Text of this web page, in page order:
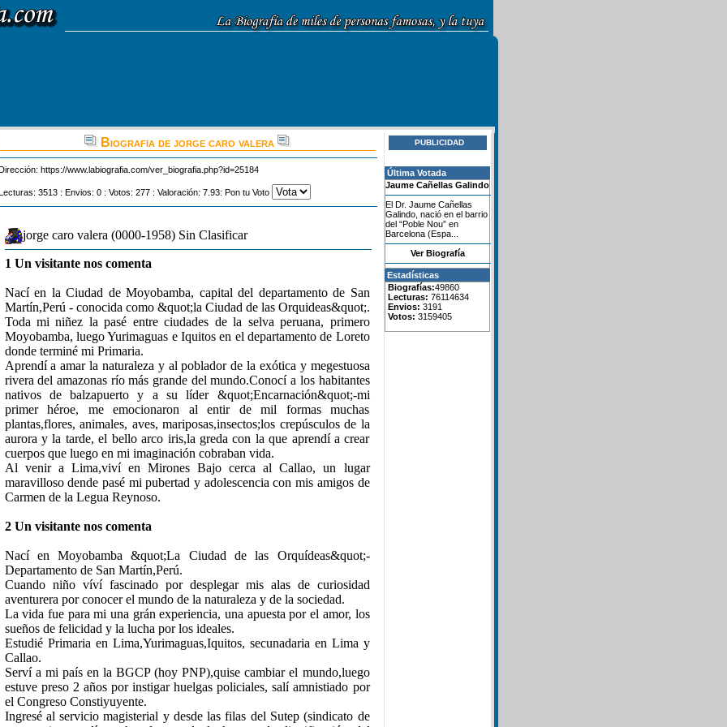
Biografia de jorge caro valera
https://www.labiografia.com/ver_biografia.php?id=25184
3513 : Envios: 0 : Votos: 277 : Valoración: 7.93: Pon tu Voto
jorge caro valera (0000-1958) Sin Clasificar
1 Un visitante nos comenta
Nací en la Ciudad de Moyobamba, capital del departamento de San
Martín,Perú - conocida como &quot;la Ciudad de las Orquideas&quot;.
Toda mi niñez la pasé entre ciudades de la selva peruana, primero
Moyobamba, luego Yurimaguas e Iquitos en el departamento de Loreto
donde terminé mi Primaria.
Aprendí a amar la naturaleza y al poblador de la exótica y megestuosa
rivera del amazonas río más grande del mundo.Conocí a los habitantes
nativos de balzapuerto y a su líder &quot;Encarnación&quot;-mi
primer héroe, me emocionaron al entir de mil formas muchas
plantas,flores, animales, aves, mariposas,insectos;los crepúsculos de la
aurora y la tarde, el bello arco iris,la greda con la que aprendí a crear
cuerpos que luego en mi imaginación cobraban vida.
Al venir a Lima,viví en Mirones Bajo cerca al Callao, un lugar
maravilloso dende pasé mi pubertad y adolescencia con mis amigos de
Carmen de la Legua Reynoso.
2 Un visitante nos comenta
Nací en Moyobamba &quot;La Ciudad de las Orquídeas&quot;-
Departamento de San Martín,Perú.
Cuando niño víví fascinado por desplegar mis alas de curiosidad
aventurera por conocer el mundo de la naturaleza y de la sociedad.
La vida fue para mi una grán experiencia, una apuesta por el amor, los
sueños de felicidad y la lucha por los ideales.
Estudié Primaria en Lima,Yurimaguas,Iquitos, secunadaria en Lima y
Callao.
Serví a mi país en la BGCP (hoy PNP),quise cambiar el mundo,luego
estuve preso 2 años por instigar huelgas policiales, salí amnistiado por
el Congreso Constiyuyente.
Ingresé al servicio magisterial y desde las filas del Sutep (sindicato de
PUBLICIDAD
Última Votada
Jaume Cañellas Galindo
El Dr. Jaume Cañellas
Galindo, nació en el barrio
del “Poble Nou” en
Barcelona (Espa...
Ver Biografía
Estadísticas
Biografías:49860
Lecturas: 76114634
Envios: 3191
Votos: 3159405